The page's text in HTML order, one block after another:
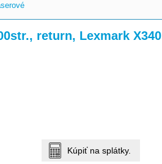
return, Lexmark X340
Kúpiť na splátky.